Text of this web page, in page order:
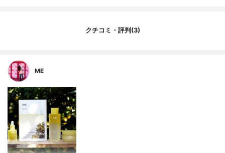
ト）根抽出物、タウリン、エチルヘキシル
クチコミ・評判(3)
ME